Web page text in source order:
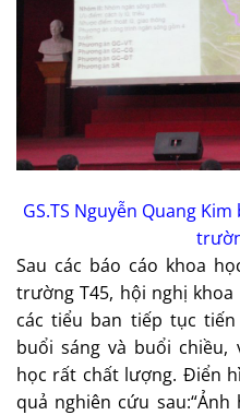
GS.TS Nguyễn Quang
Sau các báo cáo khoa
trường T45, hội nghị
các tiểu ban tiếp tục
buổi sáng và buổi chiều,
học rất chất lượng. Điển
quả nghiên cứu